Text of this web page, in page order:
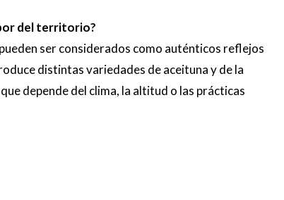
del territorio?
ser considerados como auténticos reflejos
distintas variedades de aceituna y de la
depende del clima, la altitud o las prácticas